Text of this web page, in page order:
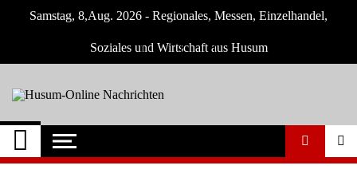
Samstag, 8,Aug. 2026 - Regionales, Messen, Einzelhandel,
Soziales und Wirtschaft aus Husum
Husum-Online
Nachrichten
Nachrichten und Events für Husum und
Umgebung